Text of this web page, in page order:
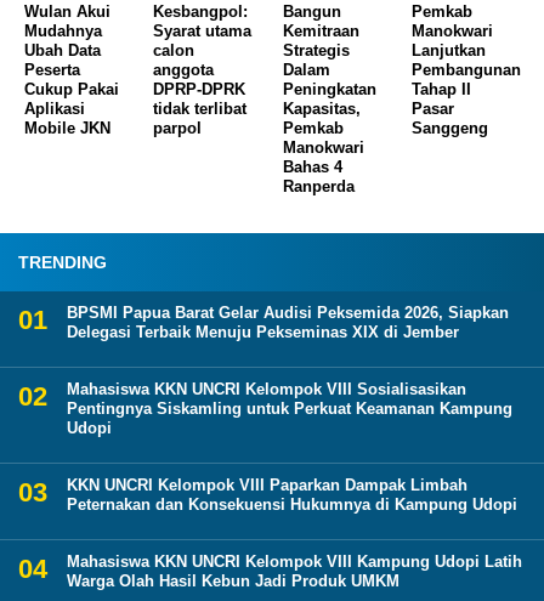
Wulan Akui
Mudahnya
Ubah Data
Peserta
Cukup Pakai
Aplikasi
Mobile JKN
Kesbangpol:
Syarat utama
calon
anggota
DPRP-DPRK
tidak terlibat
parpol
Bangun
Kemitraan
Strategis
Dalam
Peningkatan
Kapasitas,
Pemkab
Manokwari
Bahas 4
Ranperda
Pemkab
Manokwari
Lanjutkan
Pembangunan
Tahap II
Pasar
Sanggeng
TRENDING
BPSMI Papua Barat Gelar Audisi Peksemida 2026, Siapkan
Delegasi Terbaik Menuju Pekseminas XIX di Jember
Mahasiswa KKN UNCRI Kelompok VIII Sosialisasikan
Pentingnya Siskamling untuk Perkuat Keamanan Kampung
Udopi
KKN UNCRI Kelompok VIII Paparkan Dampak Limbah
Peternakan dan Konsekuensi Hukumnya di Kampung Udopi
Mahasiswa KKN UNCRI Kelompok VIII Kampung Udopi Latih
Warga Olah Hasil Kebun Jadi Produk UMKM